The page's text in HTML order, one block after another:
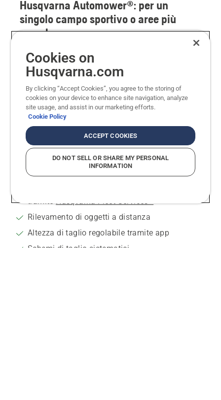
Husqvarna Automower®: per un
singolo campo sportivo o aree più
complesse
I robot tagliaerba Automower® sono soluzioni
autonome pensate per i campi sportivi e le aree
circostanti. Più piccoli di un robot tagliaerba
CEORA®, i modelli Automower® sono perfetti per
la cura di un singolo campo sportivo e coprono in
modo efficiente il taglio quotidiano di aree fino a
8.000 m².
Gestione di più campi sportivi
Tecnologia Husqvarna EPOS®senza cavi
perimetrali fisici
tramiteHusqvarna Fleet Services™
Rilevamento di oggetti a distanza
Altezza di taglio regolabile tramite app
Schemi di taglio sistematici
Cookies on
Husqvarna.com
By clicking “Accept Cookies”, you agree to the storing of
cookies on your device to enhance site navigation, analyze
site usage, and assist in our marketing efforts.
Cookie Policy
ACCEPT COOKIES
DO NOT SELL OR SHARE MY PERSONAL
INFORMATION